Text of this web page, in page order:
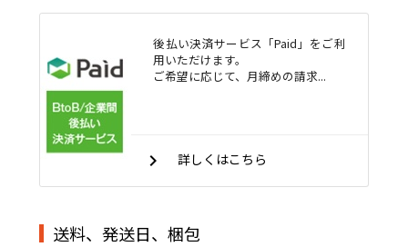
後払い決済サービス「Paid」をご利
用いただけます。
ご希望に応じて、月締めの請求...
keyboard_arrow_right 詳しくはこちら
送料、発送日、梱包